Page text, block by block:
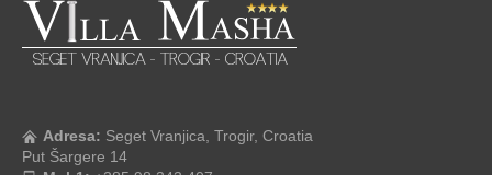
Adresa: Seget Vranjica, Trogir, Croatia
Put Šargere 14